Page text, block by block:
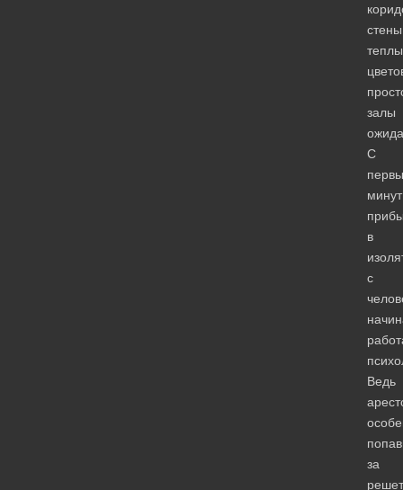
стены
залы
С
минут
в
с
Ведь
за